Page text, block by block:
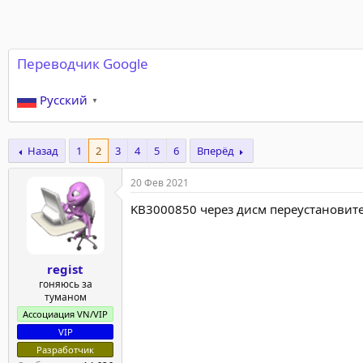
Переводчик Google
Русский ▼
Назад 1 2 3 4 5 6 Вперёд
regist
гоняюсь за
туманом
Ассоциация VN/VIP
VIP
Разработчик
20 Фев 2021
KB3000850 через дисм